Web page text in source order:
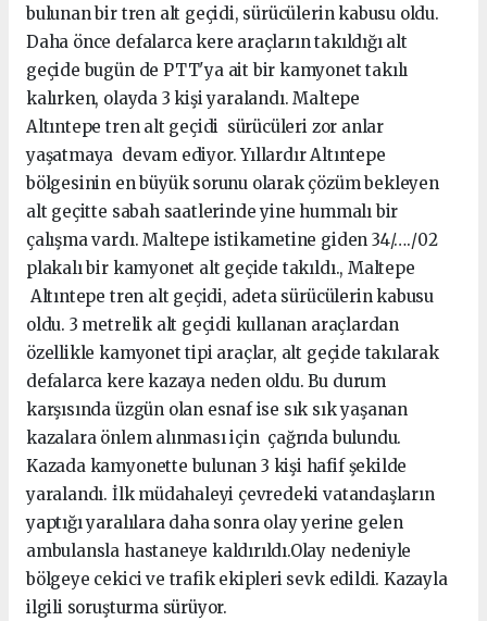
bulunan bir tren alt geçidi, sürücülerin kabusu oldu.
Daha önce defalarca kere araçların takıldığı alt
geçide bugün de PTT'ya ait bir kamyonet takılı
kalırken, olayda 3 kişi yaralandı. Maltepe
Altıntepe tren alt geçidi sürücüleri zor anlar
yaşatmaya devam ediyor. Yıllardır Altıntepe
bölgesinin en büyük sorunu olarak çözüm bekleyen
alt geçitte sabah saatlerinde yine hummalı bir
çalışma vardı. Maltepe istikametine giden 34/…./02
plakalı bir kamyonet alt geçide takıldı., Maltepe
Altıntepe tren alt geçidi, adeta sürücülerin kabusu
oldu. 3 metrelik alt geçidi kullanan araçlardan
özellikle kamyonet tipi araçlar, alt geçide takılarak
defalarca kere kazaya neden oldu. Bu durum
karşısında üzgün olan esnaf ise sık sık yaşanan
kazalara önlem alınması için çağrıda bulundu.
Kazada kamyonette bulunan 3 kişi hafif şekilde
yaralandı. İlk müdahaleyi çevredeki vatandaşların
yaptığı yaralılara daha sonra olay yerine gelen
ambulansla hastaneye kaldırıldı.Olay nedeniyle
bölgeye cekici ve trafik ekipleri sevk edildi. Kazayla
ilgili soruşturma sürüyor.